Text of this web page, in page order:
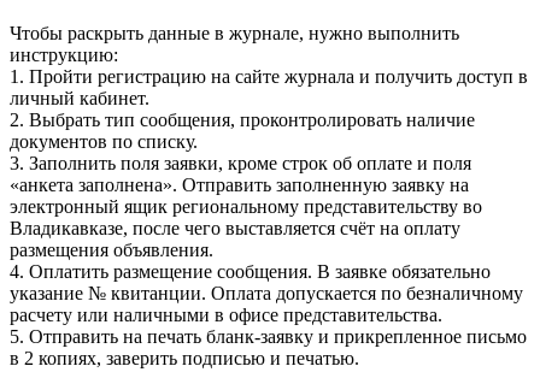
Чтобы раскрыть данные в журнале, нужно выполнить
инструкцию:
1. Пройти регистрацию на сайте журнала и получить доступ в
личный кабинет.
2. Выбрать тип сообщения, проконтролировать наличие
документов по списку.
3. Заполнить поля заявки, кроме строк об оплате и поля
«анкета заполнена». Отправить заполненную заявку на
электронный ящик региональному представительству во
Владикавказе, после чего выставляется счёт на оплату
размещения объявления.
4. Оплатить размещение сообщения. В заявке обязательно
указание № квитанции. Оплата допускается по безналичному
расчету или наличными в офисе представительства.
5. Отправить на печать бланк-заявку и прикрепленное письмо
в 2 копиях, заверить подписью и печатью.